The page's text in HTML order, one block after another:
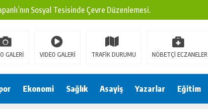
Sosyal Tesisinde Çevre Düzenlemesi.
Modern Ulaşım Yatırımı.
Edinilen Bilgi Türk Tarımına Katkı Sağlayacak.
Yeni Medya ve Fotoğrafçılığı Keşfetti.
GALERİ VIDEO GALERİ TRAFİK DURUMU NÖBETÇİ ECZANELER
Ekonomi Sağlık Asayiş Yazarlar Eğitim